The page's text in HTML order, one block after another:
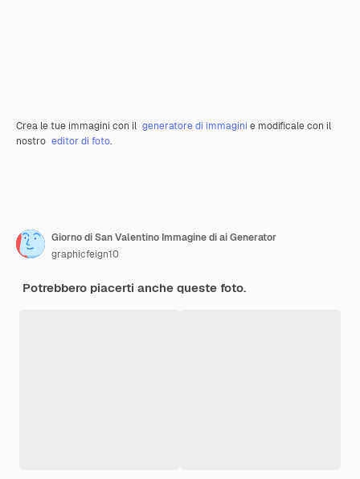
Crea le tue immagini con il generatore di immagini e modificale con il
nostro editor di foto.
Giorno di San Valentino Immagine di ai Generator
graphicfeign10
Potrebbero piacerti anche queste foto.